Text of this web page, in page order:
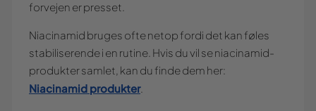
forvejen er presset.
Niacinamid bruges ofte netop fordi det kan føles
stabiliserende i en rutine. Hvis du vil se niacinamid-
produkter samlet, kan du finde dem her:
Niacinamid produkter.